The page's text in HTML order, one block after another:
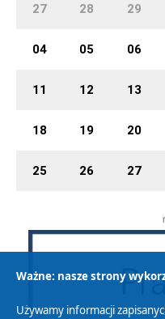
27 28 29
04 05 06
11 12 13
18 19 20
25 26 27
Ważne: nasze strony
Używamy informacji